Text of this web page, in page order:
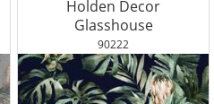
Holden Decor
Glasshouse
90222